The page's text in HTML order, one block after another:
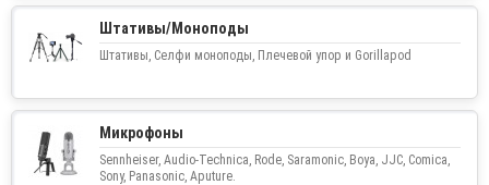
Штативы/Моноподы
Штативы, Селфи моноподы, Плечевой упор и Gorillapod
Микрофоны
Sennheiser, Audio-Technica, Rode, Saramonic, Boya, JJC, Comica,
Sony, Panasonic, Aputure.